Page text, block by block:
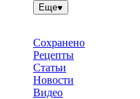
Еще
Сохранено
Рецепты
Статьи
Новости
Видео